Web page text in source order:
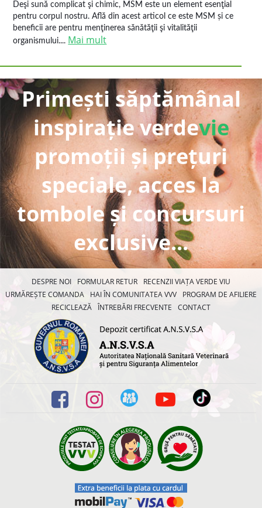
Deşi sună complicat şi chimic, MSM este un element esenţial
pentru corpul nostru. Află din acest articol ce este MSM și ce
beneficii are pentru menţinerea sănătăţii şi vitalităţii
organismului.... Mai mult
Primești săptămânal
inspirație verdevie
promoții și prețuri
speciale, acces la
tombole și concursuri
exclusive...
DESPRE NOI FORMULAR RETUR
RECENZII VIAȚA VERDE VIU
URMĂREȘTE COMANDA
HAI ÎN COMUNITATEA VVV
PROGRAM DE AFILIERE
RECICLEAZĂ ÎNTREBĂRI FRECVENTE CONTACT